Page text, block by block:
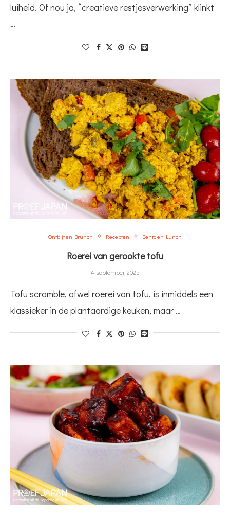
luiheid. Of nou ja, “creatieve restjesverwerking” klinkt
…
Ontbijt en Brunch Recepten Bento en Lunch
Roerei van gerookte tofu
4 september, 2025
Tofu scramble, ofwel roerei van tofu, is inmiddels een
klassieker in de plantaardige keuken, maar …